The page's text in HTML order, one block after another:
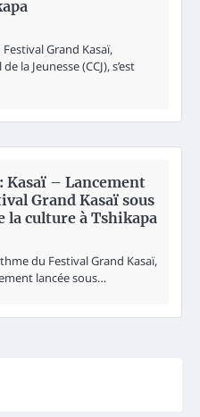
Grand Kasaï,
la Jeunesse (CCJ), s’est
Kasaï – Lancement
Grand Kasaï sous
la culture à Tshikapa
du Festival Grand Kasaï,
lancée sous…